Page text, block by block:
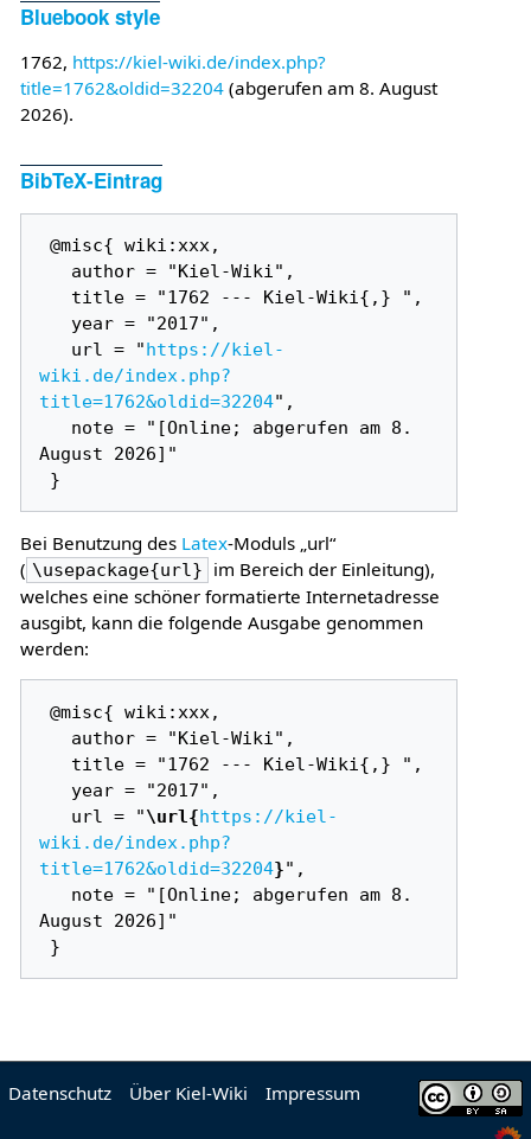
Bluebook style
1762, https://kiel-wiki.de/index.php?
title=1762&oldid=32204(abgerufen am 8. August
2026).
BibTeX-Eintrag
@misc{ wiki:xxx,
   url = "
https://kiel-
wiki.de/index.php?
title=1762&oldid=32204",
August 2026]"
Bei Benutzung des Latex-Moduls „url“
( \usepackage{url}
im Bereich der Einleitung),
welches eine schöner formatierte Internetadresse
ausgibt, kann die folgende Ausgabe genommen
werden:
@misc{ wiki:xxx,
   url = "
\url{https://kiel-
wiki.de/index.php?
title=1762&oldid=32204}",
August 2026]"
Datenschutz Über Kiel-Wiki Impressum